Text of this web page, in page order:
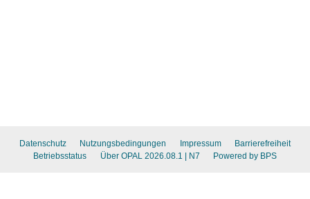
Datenschutz Nutzungsbedingungen Impressum
Barrierefreiheit
Betriebsstatus
Über OPAL 2026.08.1 | N7 Powered by BPS